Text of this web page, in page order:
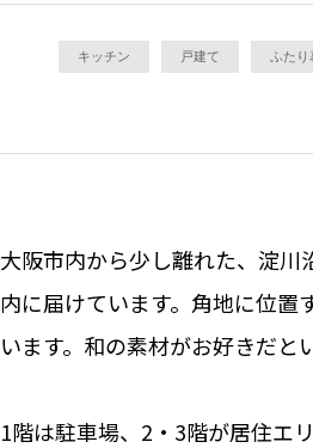
大阪市内から少し離れた、淀
内に届けています。角地に位置
います。和の素材がお好きだと
1階は駐車場、2・3階が居住エ
キッチン 戸建て ふたり